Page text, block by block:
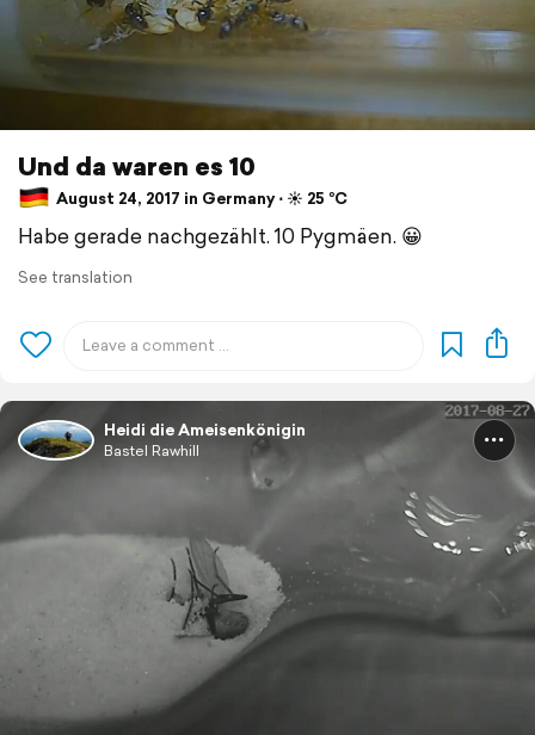
Und da waren es 10
August 24, 2017 in Germany ⋅ ☀️ 25 °C
Habe gerade nachgezählt. 10 Pygmäen. 😀
See translation
Heidi die Ameisenkönigin
Bastel Rawhill